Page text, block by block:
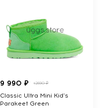
9 990 ₽ 12690 ₽
Classic Ultra Mini Kid's
Parakeet Green